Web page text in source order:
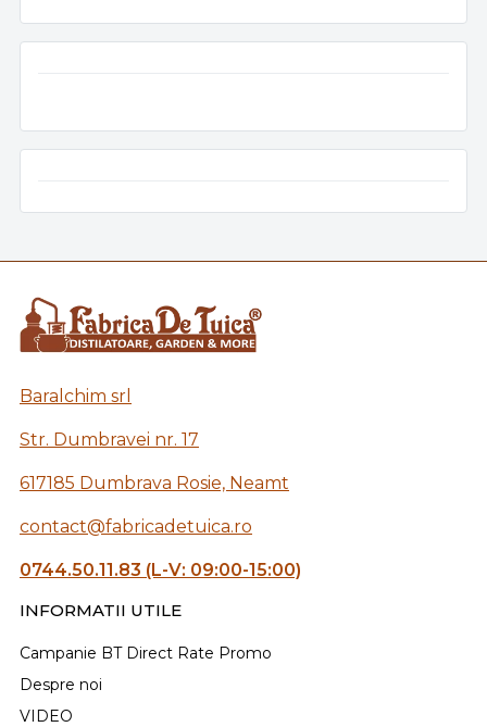
Baralchim srl
Str. Dumbravei nr. 17
617185 Dumbrava Rosie, Neamt
contact@fabricadetuica.ro
0744.50.11.83 (L-V: 09:00-15:00)
INFORMATII UTILE
Campanie BT Direct Rate Promo
Despre noi
VIDEO